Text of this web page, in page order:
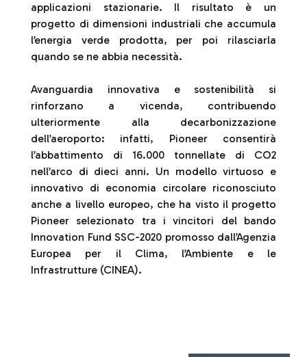
applicazioni stazionarie. Il risultato è un
progetto di dimensioni industriali che accumula
l’energia verde prodotta, per poi rilasciarla
quando se ne abbia necessità.
Avanguardia innovativa e sostenibilità si
rinforzano a vicenda, contribuendo
ulteriormente alla decarbonizzazione
dell’aeroporto: infatti, Pioneer consentirà
l’abbattimento di 16.000 tonnellate di CO2
nell’arco di dieci anni. Un modello virtuoso e
innovativo di economia circolare riconosciuto
anche a livello europeo, che ha visto il progetto
Pioneer selezionato tra i vincitori del bando
Innovation Fund SSC-2020 promosso dall’Agenzia
Europea per il Clima, l’Ambiente e le
Infrastrutture (CINEA).